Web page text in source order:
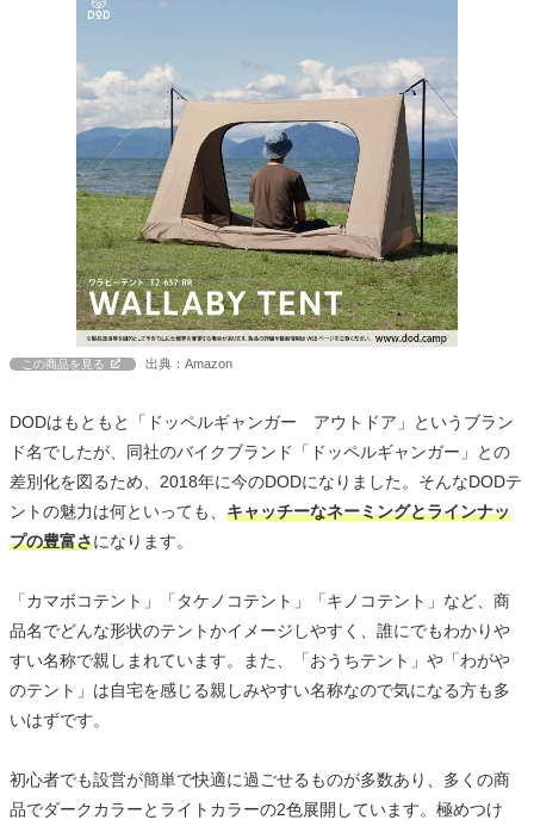
この商品を見る 出典：Amazon
DODはもともと「ドッペルギャンガー アウトドア」というブラン
ド名でしたが、同社のバイクブランド「ドッペルギャンガー」との
差別化を図るため、2018年に今のDODになりました。そんなDODテ
ントの魅力は何といっても、 キャッチーなネーミングとラインナッ
プの豊富さになります。
「カマボコテント」「タケノコテント」「キノコテント」など、商
品名でどんな形状のテントかイメージしやすく、誰にでもわかりや
すい名称で親しまれています。また、「おうちテント」や「わがや
のテント」は自宅を感じる親しみやすい名称なので気になる方も多
いはずです。
初心者でも設営が簡単で快適に過ごせるものが多数あり、多くの商
品でダークカラーとライトカラーの2色展開しています。極めつけ